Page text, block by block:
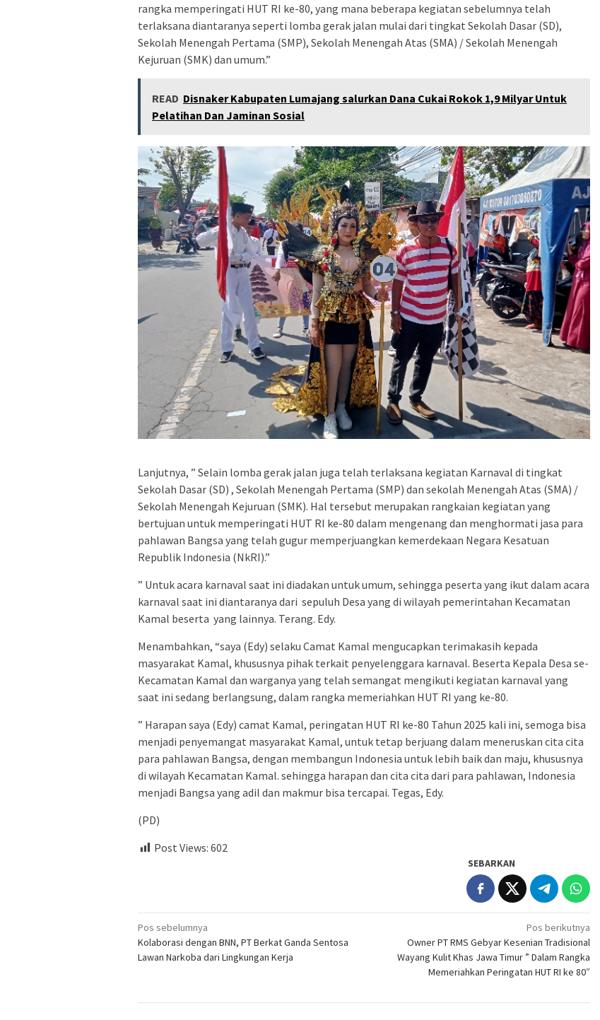
rangka memperingati HUT RI ke-80, yang mana beberapa kegiatan sebelumnya telah
terlaksana diantaranya seperti lomba gerak jalan mulai dari tingkat Sekolah Dasar (SD),
Sekolah Menengah Pertama (SMP), Sekolah Menengah Atas (SMA) / Sekolah Menengah
Kejuruan (SMK) dan umum.”
READ Disnaker Kabupaten Lumajang salurkan Dana Cukai Rokok 1,9 Milyar Untuk
Pelatihan Dan Jaminan Sosial
Lanjutnya, ” Selain lomba gerak jalan juga telah terlaksana kegiatan Karnaval di tingkat
Sekolah Dasar (SD) , Sekolah Menengah Pertama (SMP) dan sekolah Menengah Atas (SMA) /
Sekolah Menengah Kejuruan (SMK). Hal tersebut merupakan rangkaian kegiatan yang
bertujuan untuk memperingati HUT RI ke-80 dalam mengenang dan menghormati jasa para
pahlawan Bangsa yang telah gugur memperjuangkan kemerdekaan Negara Kesatuan
Republik Indonesia (NkRI).”
” Untuk acara karnaval saat ini diadakan untuk umum, sehingga peserta yang ikut dalam acara
karnaval saat ini diantaranya dari sepuluh Desa yang di wilayah pemerintahan Kecamatan
Kamal beserta yang lainnya. Terang. Edy.
Menambahkan, “saya (Edy) selaku Camat Kamal mengucapkan terimakasih kepada
masyarakat Kamal, khususnya pihak terkait penyelenggara karnaval. Beserta Kepala Desa se-
Kecamatan Kamal dan warganya yang telah semangat mengikuti kegiatan karnaval yang
saat ini sedang berlangsung, dalam rangka memeriahkan HUT RI yang ke-80.
” Harapan saya (Edy) camat Kamal, peringatan HUT RI ke-80 Tahun 2025 kali ini, semoga bisa
menjadi penyemangat masyarakat Kamal, untuk tetap berjuang dalam meneruskan cita cita
para pahlawan Bangsa, dengan membangun Indonesia untuk lebih baik dan maju, khususnya
di wilayah Kecamatan Kamal. sehingga harapan dan cita cita dari para pahlawan, Indonesia
menjadi Bangsa yang adil dan makmur bisa tercapai. Tegas, Edy.
(PD)
Post Views: 602
SEBARKAN
Navigasi
pos
Pos sebelumnya
Kolaborasi dengan BNN, PT Berkat Ganda Sentosa
Lawan Narkoba dari Lingkungan Kerja
Pos berikutnya
Owner PT RMS Gebyar Kesenian Tradisional
Wayang Kulit Khas Jawa Timur ” Dalam Rangka
Memeriahkan Peringatan HUT RI ke 80″